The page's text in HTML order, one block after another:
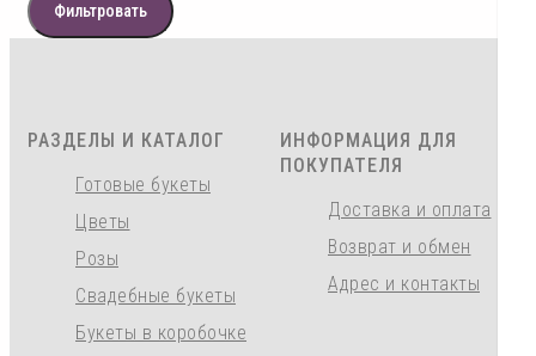
Фильтровать
РАЗДЕЛЫ И КАТАЛОГ
Готовые букеты
Цветы
Розы
Свадебные букеты
Букеты в коробочке
ИНФОРМАЦИЯ ДЛЯ
ПОКУПАТЕЛЯ
Доставка и оплата
Возврат и обмен
Адрес и контакты